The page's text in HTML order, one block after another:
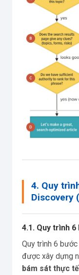
4. Quy
Discovery
4.1. Quy trình 6
Quy trình 6
được xây dựng
bám sát thực